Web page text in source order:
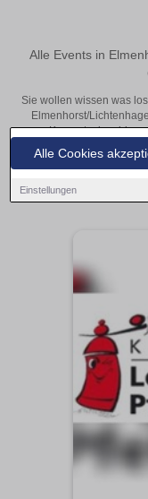
Alle Cookies
Einstellungen
Alle Events in
Sie wollen wissen was
Elmenhorst/
Konzerte,
Veranstaltungen in